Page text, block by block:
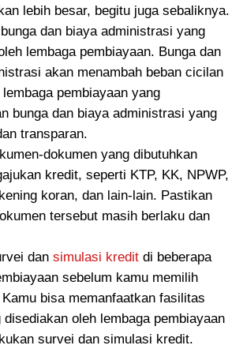
lebih besar, begitu juga sebaliknya.
dan biaya administrasi yang
lembaga pembiayaan. Bunga dan
akan menambah beban cicilan
pembiayaan yang
bunga dan biaya administrasi yang
transparan.
dokumen yang dibutuhkan
kredit, seperti KTP, KK, NPWP,
koran, dan lain-lain. Pastikan
tersebut masih berlaku dan
dan simulasi kredit di beberapa
sebelum kamu memilih
bisa memanfaatkan fasilitas
disediakan oleh lembaga pembiayaan
survei dan simulasi kredit.